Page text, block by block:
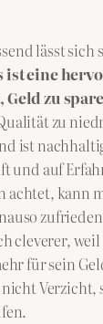
lässt sich
ist eine
zu
zu
ist
und auf
achtet, kann
cleverer,
für sein
Verzicht,